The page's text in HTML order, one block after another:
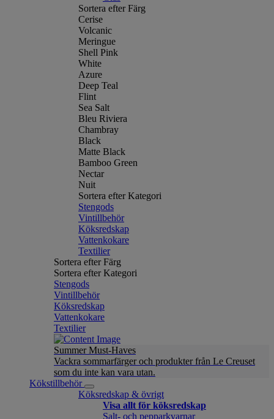
Sortera efter Färg
Cerise
Volcanic
Meringue
Shell Pink
White
Azure
Deep Teal
Flint
Sea Salt
Bleu Riviera
Chambray
Black
Matte Black
Bamboo Green
Nectar
Nuit
Sortera efter Kategori
Stengods
Vintillbehör
Köksredskap
Vattenkokare
Textilier
Sortera efter Färg
Sortera efter Kategori
Stengods
Vintillbehör
Köksredskap
Vattenkokare
Textilier
Summer Must-Haves
Vackra sommarfärger och produkter från Le Creuset
som du inte kan vara utan.
Kökstillbehör
Köksredskap & övrigt
Visa allt för köksredskap
Salt- och pepparkvarnar